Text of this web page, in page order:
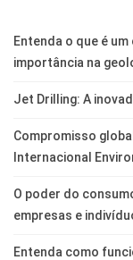
Entenda o que é
importância na
Jet Drilling: A
Compromisso
Internacional
O poder do
empresas e
Entenda como